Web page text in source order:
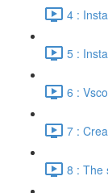
4 :
5 :
6 :
7 :
8 : The